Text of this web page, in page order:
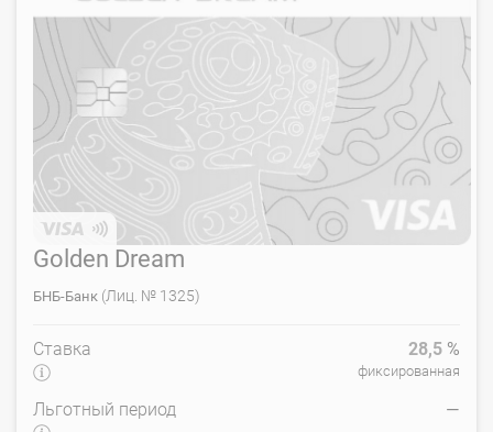
Golden Dream
БНБ-Банк (Лиц. № 1325)
Ставка 28,5 %
фиксированная
Льготный период —